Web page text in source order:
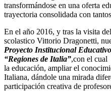
transformándose en una oferta
trayectoria consolidada con
En el año 2016, y tras la visita
scolastico Vittorio Dragonetti,
Proyecto Institucional
“Regiones de Italia”,con el cual
la educación, ampliar el
Italiana, dándole una mirada
participación creativa de